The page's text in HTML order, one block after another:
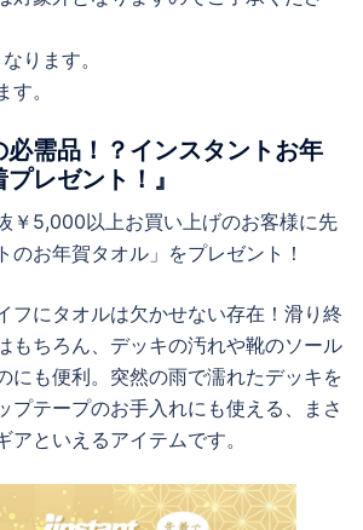
ります。
す。
必需品！？インスタントお年
レゼント！』
￥5,000以上お買い上げのお客様に先
のお年賀タオル」をプレゼント！
フにタオルは欠かせない存在！滑り終
もちろん、デッキの汚れや靴のソール
にも便利。突然の雨で濡れたデッキを
プテープのお手入れにも使える、まさ
アといえるアイテムです。